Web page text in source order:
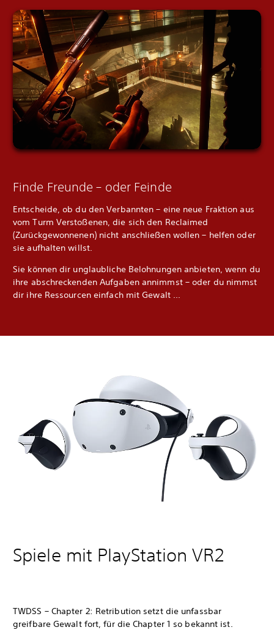
Finde Freunde – oder Feinde
Entscheide, ob du den Verbannten – eine neue Fraktion aus
vom Turm Verstoßenen, die sich den Reclaimed
(Zurückgewonnenen) nicht anschließen wollen – helfen oder
sie aufhalten willst.
Sie können dir unglaubliche Belohnungen anbieten, wenn du
ihre abschreckenden Aufgaben annimmst – oder du nimmst
dir ihre Ressourcen einfach mit Gewalt ...
Spiele mit PlayStation VR2
TWDSS – Chapter 2: Retribution setzt die unfassbar
greifbare Gewalt fort, für die Chapter 1 so bekannt ist.